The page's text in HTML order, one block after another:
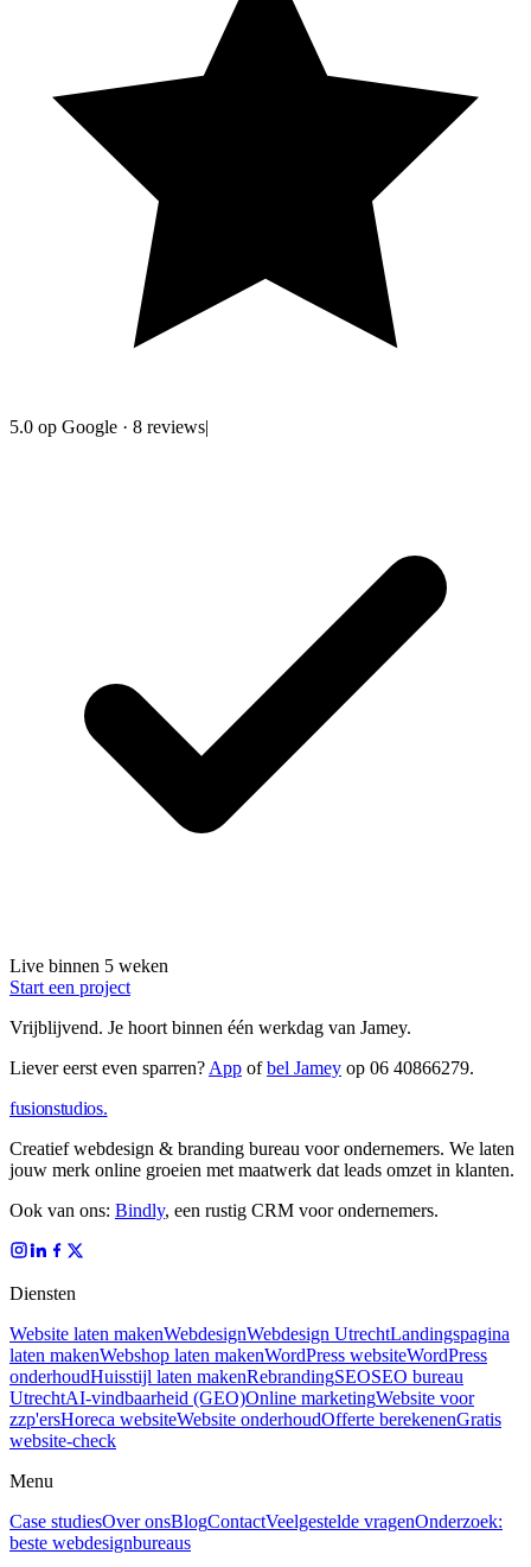
5.0 op Google · 8 reviews|
Live binnen 5 weken
Start een project
Vrijblijvend. Je hoort binnen één werkdag van Jamey.
Liever eerst even sparren? App of bel Jamey op 06 40866279.
fusionstudios.
Creatief webdesign & branding bureau voor ondernemers. We laten
jouw merk online groeien met maatwerk dat leads omzet in klanten.
Ook van ons: Bindly, een rustig CRM voor ondernemers.
Diensten
Website laten makenWebdesignWebdesign UtrechtLandingspagina
laten makenWebshop laten makenWordPress websiteWordPress
onderhoudHuisstijl laten makenRebrandingSEOSEO bureau
UtrechtAI-vindbaarheid (GEO)Online marketingWebsite voor
zzp'ersHoreca websiteWebsite onderhoudOfferte berekenenGratis
website-check
Menu
Case studiesOver onsBlogContactVeelgestelde vragenOnderzoek:
beste webdesignbureaus